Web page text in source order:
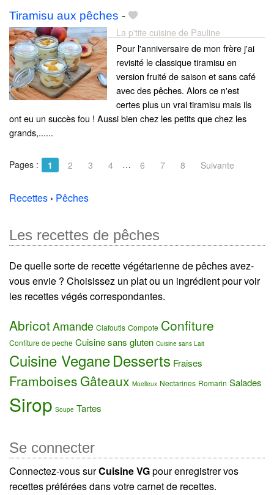
Tiramisu aux pêches -
La p'tite cuisine de Pauline
Pour l'anniversaire de mon frère j'ai
revisité le classique tiramisu en
version fruité de saison et sans café
avec des pêches. Alors ce n'est
certes plus un vrai tiramisu mais ils
ont eu un succès fou ! Aussi bien chez les petits que chez les
grands,......
Pages : 1 2 3 4 … 6 7 8 Suivante
Recettes › Pêches
Les recettes de pêches
De quelle sorte de recette végétarienne de pêches avez-
vous envie ? Choisissez un plat ou un ingrédient pour voir
les recettes végés correspondantes.
AbricotAmande Clafoutis Compote Confiture
Confiture de peche Cuisine sans gluten Cuisine sans Lait
Cuisine VeganeDesserts Fraises
Framboises Gâteaux Moelleux Nectarines Romarin Salades
Sirop Soupe Tartes
Se connecter
Connectez-vous surCuisine VGpour enregistrer vos
recettes préférées dans votre carnet de recettes.